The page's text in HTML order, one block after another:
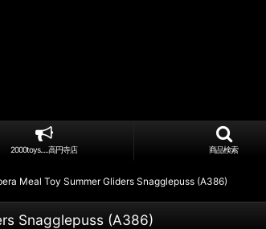
2000toys.....高円寺店 商品検索
Meal Toy Summer Gliders Snagglepuss (A386)
Snagglepuss (A386)